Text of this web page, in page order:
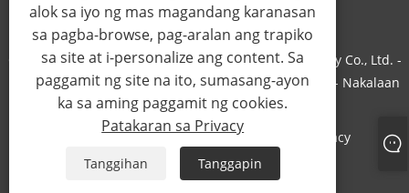
Copyright © 2022 Wenzhou Feihua Printing Machinery Co., Ltd. -
Laminating Machine, Uv Coating Machine, Bopp Film - Nakalaan
ang Lahat ng Karapatan.
Sitemap RSS XML Patakaran sa Privacy
alok sa iyo ng mas magandang karanasan
sa pagba-browse, pag-aralan ang trapiko
sa site at i-personalize ang content. Sa
paggamit ng site na ito, sumasang-ayon
ka sa aming paggamit ng cookies.
Patakaran sa Privacy
Tanggihan Tanggapin